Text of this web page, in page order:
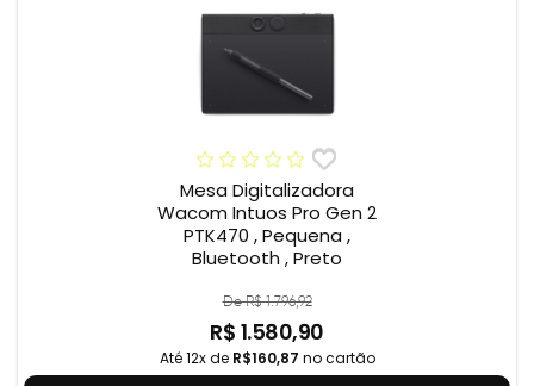
Mesa Digitalizadora
Wacom Intuos Pro Gen 2
PTK470 , Pequena ,
Bluetooth , Preto
De R$ 1.796,92
R$ 1.580,90
Até 12x de R$160,87 no cartão